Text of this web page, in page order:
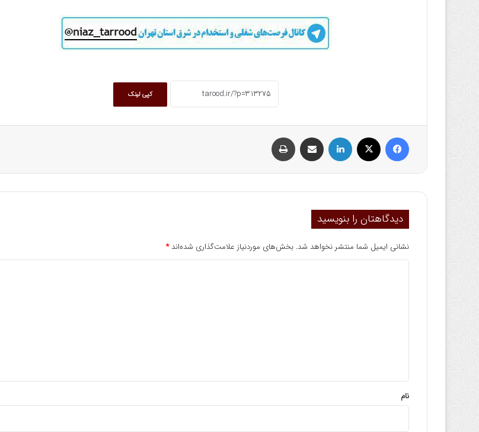
کپی لینک
ایکس
دیدگاهتان را بنویسید
نشانی ایمیل شما منتشر نخواهد شد. بخش‌های موردنیاز علامت‌گذاری شده‌اند*
نام